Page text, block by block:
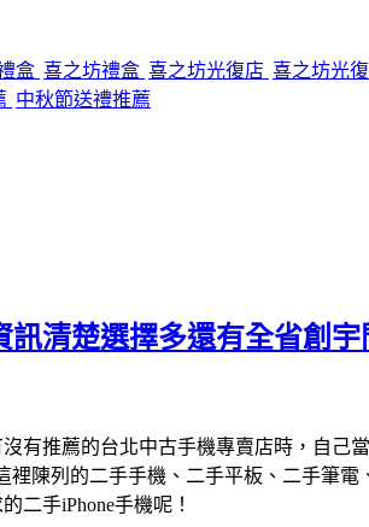
盒 喜之坊禮盒 喜之坊光復店 喜之坊光
中秋節送禮推薦
訊清楚選擇多還有全省創
有推薦的台北中古手機專賣店時，自己
陳列的二手手機、二手平板、二手筆
二手iPhone手機呢！